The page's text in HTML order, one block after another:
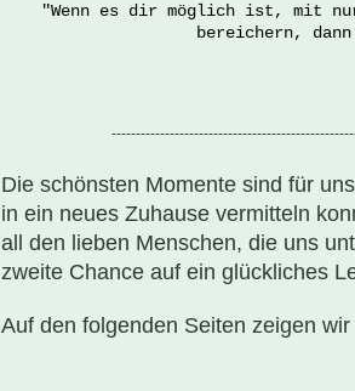
"Wenn es dir möglich ist, mit
bereichern,
Die schönsten Momente sind für
in ein neues Zuhause vermitteln
all den lieben Menschen, die uns
zweite Chance auf ein glückliches
Auf den folgenden Seiten zeigen